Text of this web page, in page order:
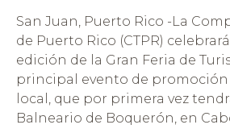
San Juan, Puerto Rico -La
de Puerto Rico (CTPR)
edición de la Gran Feria de
principal evento de
local, que por primera vez
Balneario de Boquerón, en